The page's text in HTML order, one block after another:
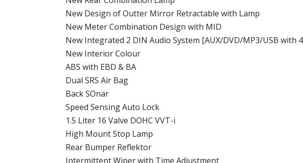
New Design of Outter Mirror Retractable with Lamp
New Meter Combination Design with MID
New Integrated 2 DIN Audio System [AUX/DVD/MP3/USB with
New Interior Colour
ABS with EBD & BA
Dual SRS Air Bag
Back SOnar
Speed Sensing Auto Lock
1.5 Liter 16 Valve DOHC VVT-i
High Mount Stop Lamp
Rear Bumper Reflektor
Intermittent Wiper with Time Adjustment